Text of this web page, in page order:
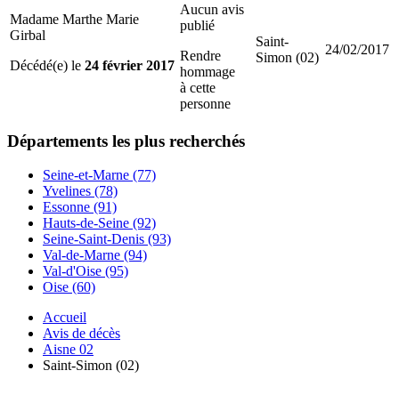
Madame Marthe Marie
Girbal
Décédé(e) le 24 février 2017
Aucun avis
publié
Rendre
hommage
à cette
personne
Saint-
Simon (02)
24/02/2017
Départements les plus recherchés
Seine-et-Marne (77)
Yvelines (78)
Essonne (91)
Hauts-de-Seine (92)
Seine-Saint-Denis (93)
Val-de-Marne (94)
Val-d'Oise (95)
Oise (60)
Accueil
Avis de décès
Aisne 02
Saint-Simon (02)